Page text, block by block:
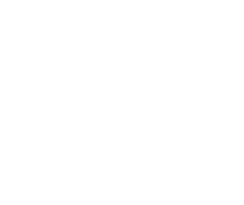
©sourcesetvolcans, ©sourcesetvolcans
Bauzon – rose en fleur dans la roseraie ©sourcesetvolcans,